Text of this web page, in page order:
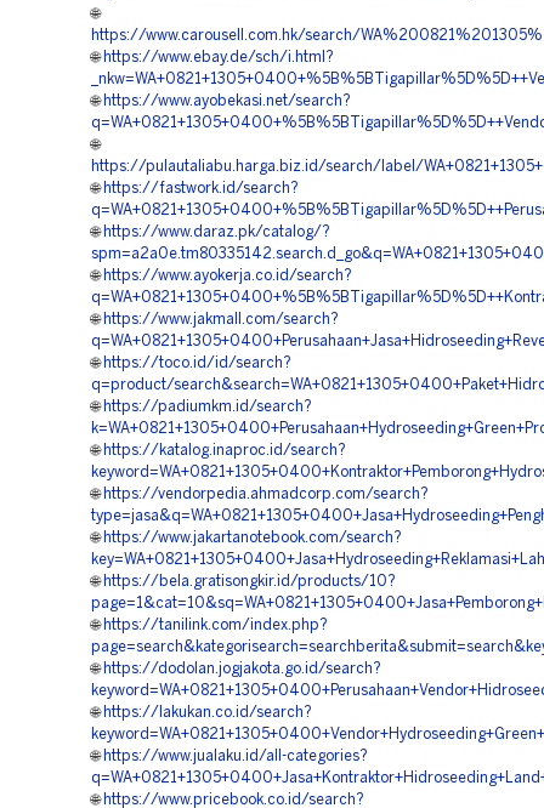
🌐
https://www.carousell.com.hk/search/
🌐 https://www.ebay.de/sch/i.html?
🌐 https://www.ayobekasi.net/search?
🌐
https://pulautaliabu.harga.biz.id/search/label/
🌐 https://fastwork.id/search?
🌐 https://www.daraz.pk/catalog/?
🌐 https://www.ayokerja.co.id/search?
🌐 https://www.jakmall.com/search?
🌐 https://toco.id/id/search?
q=product/
🌐 https://padiumkm.id/search?
🌐 https://katalog.inaproc.id/search?
🌐 https://vendorpedia.ahmadcorp.com/search?
🌐 https://www.jakartanotebook.com/search?
🌐 https://bela.gratisongkir.id/products/10?
🌐 https://tanilink.com/index.php?
🌐 https://dodolan.jogjakota.go.id/search?
🌐 https://lakukan.co.id/search?
🌐 https://www.jualaku.id/all-categories?
🌐 https://www.pricebook.co.id/search?